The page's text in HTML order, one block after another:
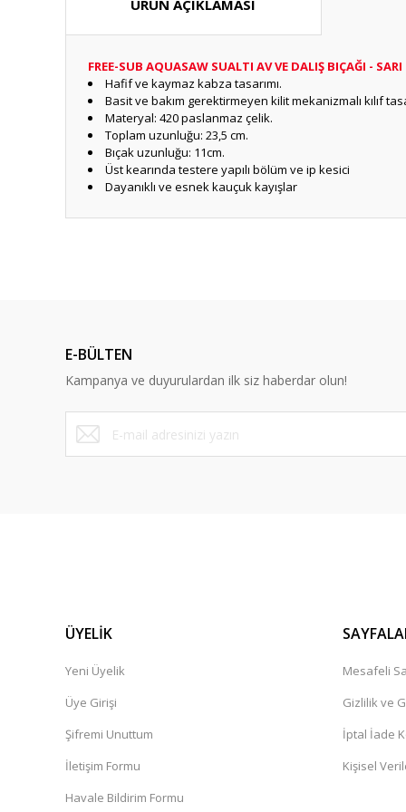
ÜRÜN AÇIKLAMASI
FREE-SUB AQUASAW SUALTI AV VE DALIŞ BIÇAĞI - SARI
Hafif ve kaymaz kabza tasarımı.
Basit ve bakım gerektirmeyen kilit mekanizmalı kılıf
Materyal: 420 paslanmaz çelik.
Toplam uzunluğu: 23,5 cm.
Bıçak uzunluğu: 11cm.
Üst kearında testere yapılı bölüm ve ip kesici
Dayanıklı ve esnek kauçuk kayışlar
Ürün bilgilerinde hatalar bulunuyor.
Ürün fiyatı diğer sitelerden daha pahalı.
Bu ürüne benzer farklı alternatifler olmalı.
E-BÜLTEN
Kampanya ve duyurulardan ilk siz haberdar olun!
ÜYELİK
Yeni Üyelik
Üye Girişi
Şifremi Unuttum
İletişim Formu
Havale Bildirim Formu
Mesafeli
Gizlilik ve
İptal İade
Kişisel